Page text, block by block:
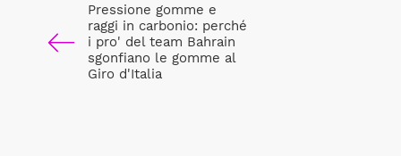
Pressione gomme e
raggi in carbonio: perché
i pro' del team Bahrain
sgonfiano le gomme al
Giro d'Italia